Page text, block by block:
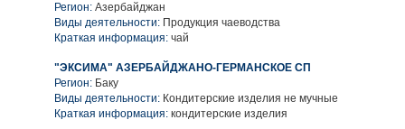
Регион: Азербайджан
Виды деятельности: Продукция чаеводства
Краткая информация: чай
"ЭКСИМА" АЗЕРБАЙДЖАНО-ГЕРМАНСКОЕ СП
Регион: Баку
Виды деятельности: Кондитерские изделия не мучные
Краткая информация: кондитерские изделия